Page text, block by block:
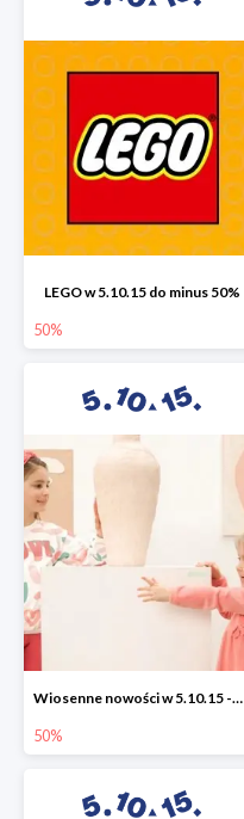
LEGO w 5.10.15 do minus 50%
50%
Wiosenne nowości w 5.10.15 -50%
50%